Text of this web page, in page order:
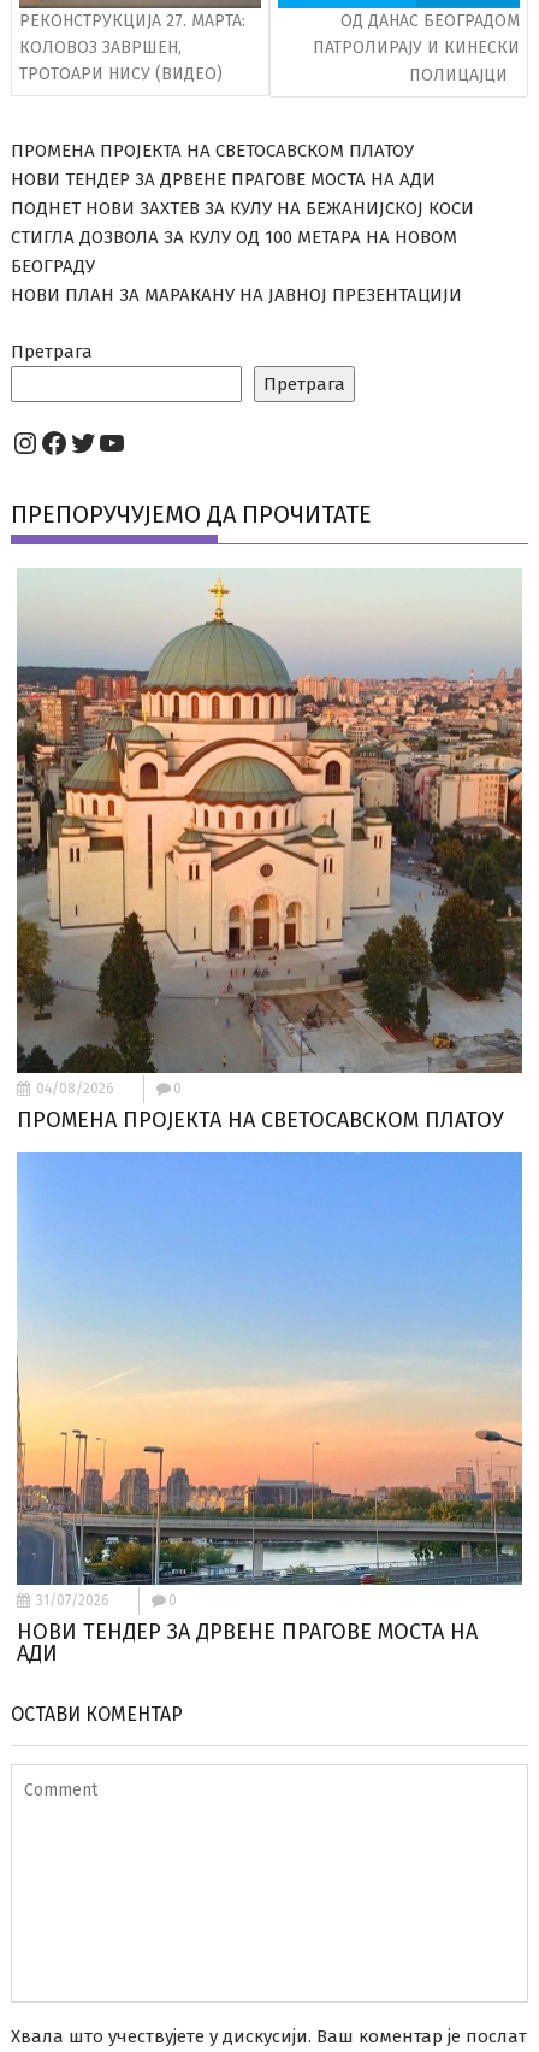
РЕКОНСТРУКЦИЈА 27. МАРТА:
КОЛОВОЗ ЗАВРШЕН,
ТРОТОАРИ НИСУ (ВИДЕО)
ОД ДАНАС БЕОГРАДОМ
ПАТРОЛИРАЈУ И КИНЕСКИ
ПОЛИЦАЈЦИ
ПРОМЕНА ПРОЈЕКТА НА СВЕТОСАВСКОМ ПЛАТОУ
НОВИ ТЕНДЕР ЗА ДРВЕНЕ ПРАГОВЕ МОСТА НА АДИ
ПОДНЕТ НОВИ ЗАХТЕВ ЗА КУЛУ НА БЕЖАНИЈСКОЈ КОСИ
СТИГЛА ДОЗВОЛА ЗА КУЛУ ОД 100 МЕТАРА НА НОВОМ
БЕОГРАДУ
НОВИ ПЛАН ЗА МАРАКАНУ НА ЈАВНОЈ ПРЕЗЕНТАЦИЈИ
Претрага
Претрага
Instagram
Facebook
Twitter
YouTube
ПРЕПОРУЧУЈЕМО ДА ПРОЧИТАТЕ
04/08/2026 0
ПРОМЕНА ПРОЈЕКТА НА СВЕТОСАВСКОМ ПЛАТОУ
31/07/2026 0
НОВИ ТЕНДЕР ЗА ДРВЕНЕ ПРАГОВЕ МОСТА НА
АДИ
ОСТАВИ КОМЕНТАР
Хвала што учествујете у дискусији. Ваш коментар је послат